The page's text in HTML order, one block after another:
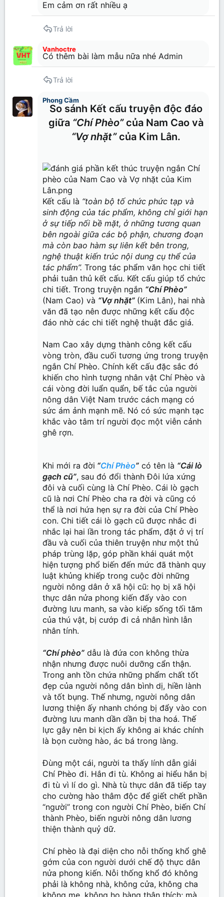
Em cảm ơn rất nhiều ạ
Trả lời
Vanhoctre
Có thêm bài làm mẫu nữa nhé Admin
Trả lời
Phong Cầm
So sánh Kết cấu truyện độc đáo
giữa “Chí Phèo”của Nam Cao và
“Vợ nhặt”của Kim Lân.
Kết cấu là “toàn bộ tố chức phức tạp và
sinh động của tác phẩm, không chỉ giới hạn
ở sự tiếp nối bề mặt, ở những tương quan
bên ngoài giữa các bộ phận, chương đoạn
mà còn bao hàm sự liên kết bên trong,
nghệ thuật kiến trúc nội dung cụ thể của
tác phẩm”. Trong tác phẩm văn học chi tiết
phải tuân thủ kết cấu. Kết cấu giúp tổ chức
chi tiết. Trong truyện ngắn “Chí Phèo”
(Nam Cao) và “Vợ nhặt” (Kim Lân), hai nhà
văn đã tạo nên được những kết cấu độc
đáo nhờ các chi tiết nghệ thuật đắc giá.
Nam Cao xây dựng thành công kết cấu
vòng tròn, đầu cuối tương ứng trong truyện
ngắn Chí Phèo. Chính kết cấu đặc sắc đó
khiến cho hình tượng nhân vật Chí Phèo và
cái vòng đời luẩn quẩn, bế tắc của người
nông dân Việt Nam trước cách mạng có
sức ám ảnh mạnh mẽ. Nó có sức mạnh tạc
khắc vào tâm trí người đọc một viễn cảnh
ghê rợn.
Khi mới ra đời “Chí Phèo” có tên là “Cái lò
gạch cũ”, sau đó đổi thành Đôi lứa xứng
đôi và cuối cùng là Chí Phèo. Cái lò gạch
cũ là nơi Chí Phèo cha ra đời và cũng có
thể là nơi hứa hẹn sự ra đời của Chí Phèo
con. Chi tiết cái lò gạch cũ được nhắc đi
nhắc lại hai lần trong tác phẩm, đặt ở vị trí
đầu và cuối của thiên truyện như một thủ
pháp trùng lặp, góp phần khái quát một
hiện tượng phổ biến đến mức đã thành quy
luật khủng khiếp trong cuộc đời những
người nông dân ở xã hội cũ: họ bị xã hội
thực dân nửa phong kiến đẩy vào con
đường lưu manh, sa vào kiếp sống tối tăm
của thú vật, bị cướp đi cả nhân hình lẫn
nhân tính.
“Chí phèo” dẫu là đứa con không thừa
nhận nhưng được nuôi dưỡng cẩn thận.
Trong anh tồn chứa những phẩm chất tốt
đẹp của người nông dân bình dị, hiền lành
và tốt bụng. Thế nhưng, người nông dân
lương thiện ấy nhanh chóng bị đẩy vào con
đường lưu manh dần dần bị tha hoá. Thế
lực gây nên bi kịch ấy không ai khác chính
là bọn cường hào, ác bá trong làng.
Đùng một cái, người ta thấy lính dẫn giải
Chí Phèo đi. Hắn đi tù. Không ai hiểu hắn bị
đi tù vì lí do gì. Nhà tù thực dân đã tiếp tay
cho cường hào thâm độc để giết chết phần
“người” trong con người Chí Phèo, biến Chí
thành Phèo, biến người nông dân lương
thiện thành quỷ dữ.
Chí phèo là đại diện cho nỗi thống khổ ghê
gớm của con người dưới chế độ thực dân
nửa phong kiến. Nỗi thống khổ đó không
phải là không nhà, không cửa, không cha